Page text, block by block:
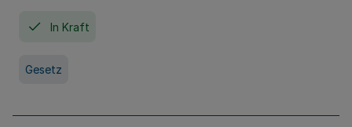
In Kraft
Gesetz